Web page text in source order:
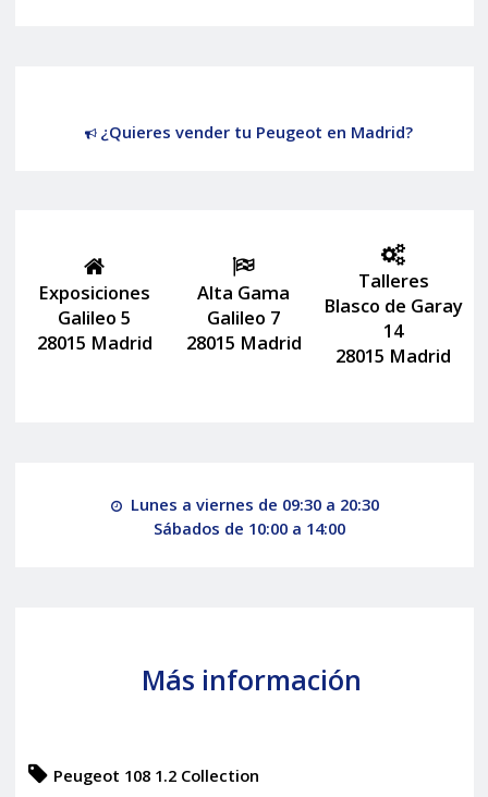
¿Quieres vender tu Peugeot en Madrid?
Exposiciones
Galileo 5
28015 Madrid
Alta Gama
Galileo 7
28015 Madrid
Talleres
Blasco de Garay
14
28015 Madrid
Lunes a viernes de 09:30 a 20:30
Sábados de 10:00 a 14:00
Más información
Peugeot 108 1.2 Collection